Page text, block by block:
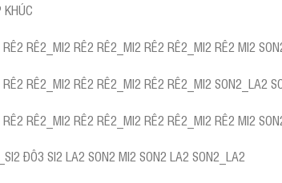
KHÚC
RÊ2_MI2 RÊ2 RÊ2_MI2 RÊ2 RÊ2_MI2 RÊ2 MI2
RÊ2_MI2 RÊ2 RÊ2_MI2 RÊ2 RÊ2_MI2 SON2_LA2
RÊ2_MI2 RÊ2 RÊ2_MI2 RÊ2 RÊ2_MI2 RÊ2 MI2
ĐÔ3 SI2 LA2 SON2 MI2 SON2 LA2 SON2_LA2